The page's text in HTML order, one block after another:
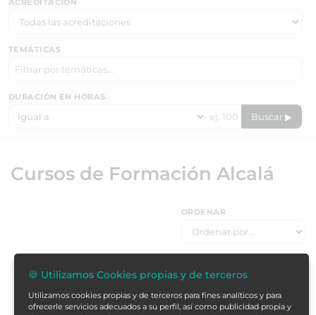
ACREDITACIÓN
TEMÁTICAS
DURACIÓN EN HORAS
Buscar ▶
Cursos de Formación Alcalá
ORDENAR
¿Qué tipo de créditos necesitas?
🍪 Utilizamos Cookies propias y de terceros
Utilizamos cookies propias y de terceros para fines analíticos y para
ofrecerle servicios adecuados a su perfil, así como publicidad propia y